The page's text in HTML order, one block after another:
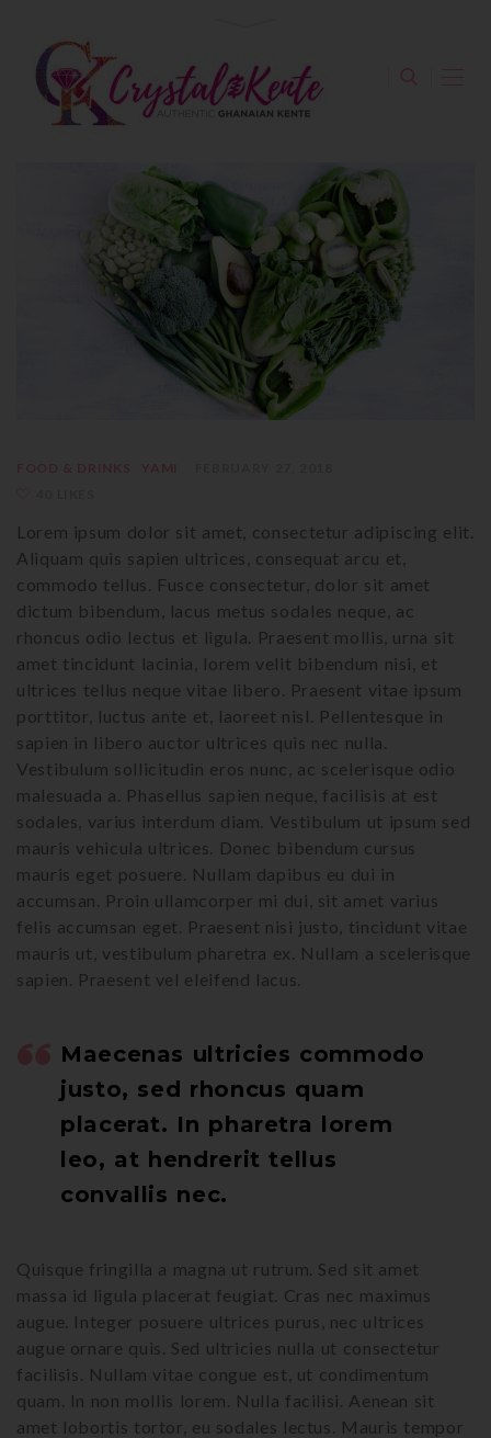
Lorem ipsum dolor sit amet, consectetur adipiscing elit.
Aliquam quis sapien ultrices, consequat arcu et,
commodo tellus. Fusce consectetur, dolor sit amet
dictum bibendum, lacus metus sodales neque, ac
rhoncus odio lectus et ligula. Praesent mollis, urna sit
amet tincidunt lacinia, lorem velit bibendum nisi, et
ultrices tellus neque vitae libero. Praesent vitae ipsum
porttitor, luctus ante et, laoreet nisl. Pellentesque in
sapien in libero auctor ultrices quis nec nulla.
Vestibulum sollicitudin eros nunc, ac scelerisque odio
malesuada a. Phasellus sapien neque, facilisis at est
sodales, varius interdum diam. Vestibulum ut ipsum sed
mauris vehicula ultrices. Donec bibendum cursus
mauris eget posuere. Nullam dapibus eu dui in
accumsan. Proin ullamcorper mi dui, sit amet varius
felis accumsan eget. Praesent nisi justo, tincidunt vitae
mauris ut, vestibulum pharetra ex. Nullam a scelerisque
sapien. Praesent vel eleifend lacus.
Maecenas ultricies commodo
justo, sed rhoncus quam
placerat. In pharetra lorem
leo, at hendrerit tellus
convallis nec.
Quisque fringilla a magna ut rutrum. Sed sit amet
massa id ligula placerat feugiat. Cras nec maximus
augue. Integer posuere ultrices purus, nec ultrices
augue ornare quis. Sed ultricies nulla ut consectetur
facilisis. Nullam vitae congue est, ut condimentum
quam. In non mollis lorem. Nulla facilisi. Aenean sit
amet lobortis tortor, eu sodales lectus. Mauris tempor